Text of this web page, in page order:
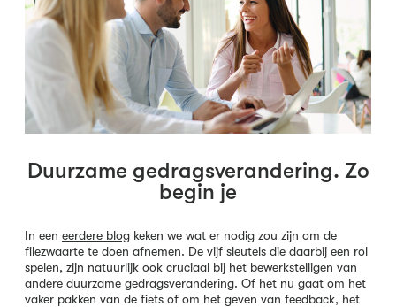
Duurzame gedragsverandering. Zo
begin je
In een eerdere blog keken we wat er nodig zou zijn om de
filezwaarte te doen afnemen. De vijf sleutels die daarbij een rol
spelen, zijn natuurlijk ook cruciaal bij het bewerkstelligen van
andere duurzame gedragsverandering. Of het nu gaat om het
vaker pakken van de fiets of om het geven van feedback, het